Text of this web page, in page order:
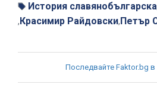
История славянобългарска
, Красимир Райдовски, Петър
Последвайте Faktor.bg в